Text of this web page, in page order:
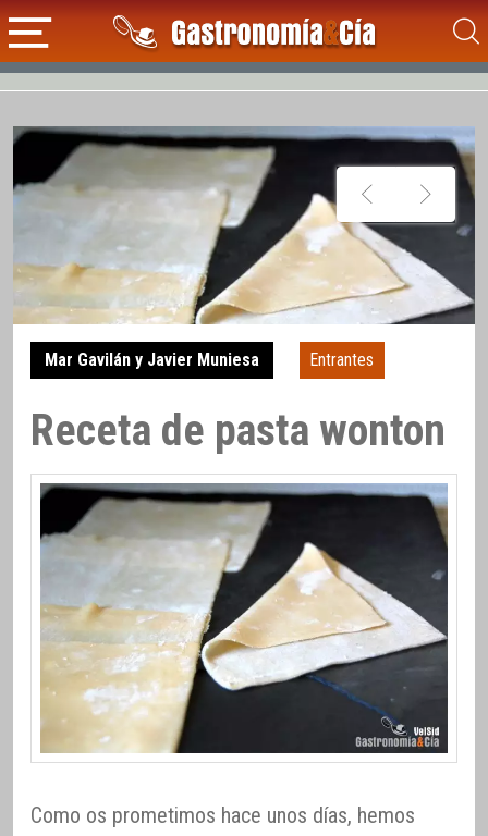
Mar Gavilán y Javier Muniesa Entrantes
Receta de pasta wonton
Como os prometimos hace unos días, hemos